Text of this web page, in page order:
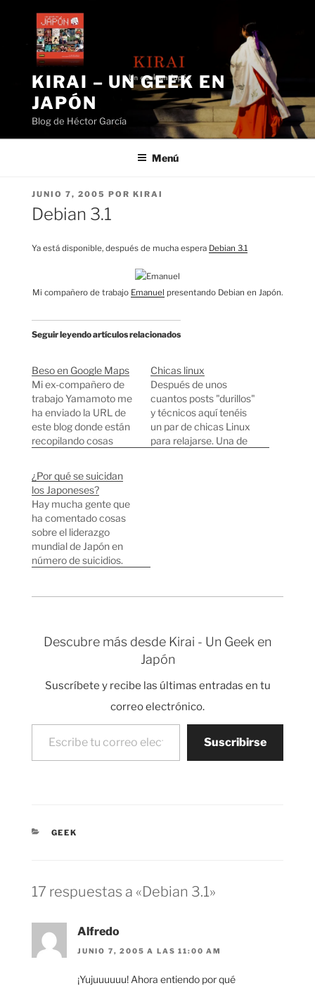
contenido
KIRAI – UN GEEK EN
JAPÓN
Blog de Héctor García
Menú
PUBLICADO
EL
JUNIO 7, 2005 POR KIRAI
Debian 3.1
Ya está disponible, después de mucha espera Debian 3.1
Mi compañero de trabajo Emanuel presentando Debian en Japón.
Seguir leyendo artículos relacionados
Beso en Google Maps
Mi ex-compañero de
trabajo Yamamoto me
ha enviado la URL de
este blog donde están
recopilando cosas
internautas utilizando
el "Street View" del
Google Maps, que está
disponible en Japón
desde hace unos días.
Lo del "Street View" es
bastante.... acojonante,
prácticamente todo,
Chicas linux
Después de unos
cuantos posts "durillos"
y técnicos aquí tenéis
un par de chicas Linux
para relajarse. Una de
¿Por qué se suicidan
los Japoneses?
Hay mucha gente que
ha comentado cosas
sobre el liderazgo
mundial de Japón en
número de suicidios.
dar una explicación
debemos entender un
Descubre más desde Kirai - Un Geek en
Japón
Suscríbete y recibe las últimas entradas en tu
correo electrónico.
Escribe tu correo electrónico…
Suscribirse
CATEGORÍAS
GEEK
17 respuestas a «Debian 3.1»
Alfredo
JUNIO 7, 2005 A LAS 11:00 AM
¡Yujuuuuuu! Ahora entiendo por qué